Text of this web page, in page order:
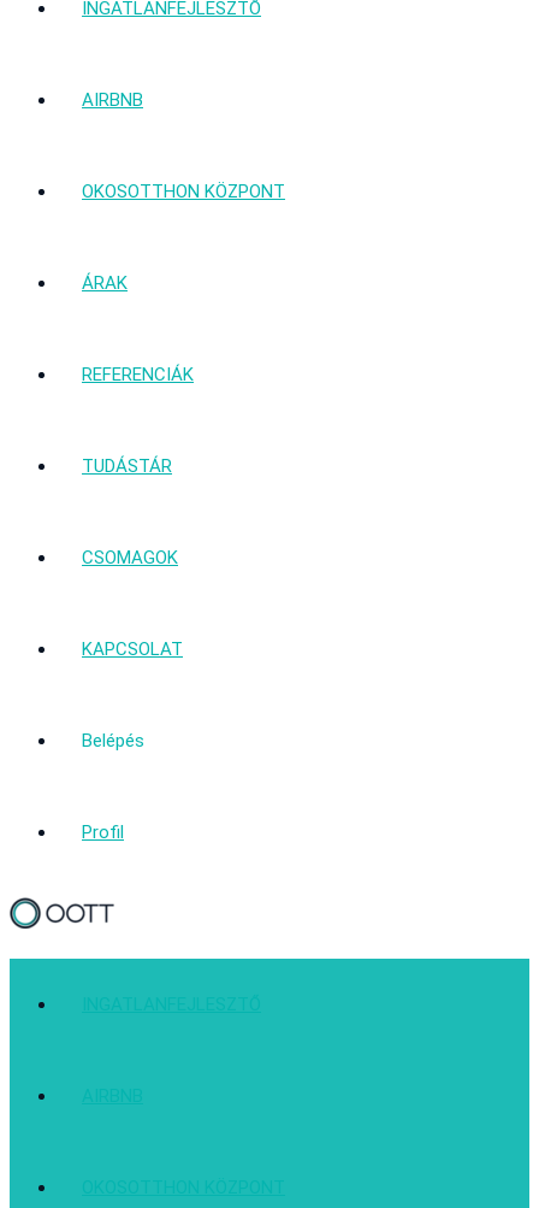
INGATLANFEJLESZTŐ
AIRBNB
OKOSOTTHON KÖZPONT
ÁRAK
REFERENCIÁK
TUDÁSTÁR
CSOMAGOK
KAPCSOLAT
Belépés
Profil
INGATLANFEJLESZTŐ
AIRBNB
OKOSOTTHON KÖZPONT